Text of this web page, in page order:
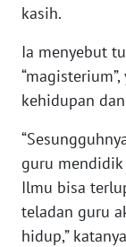
kasih.
Ia menyebut
kehidupan
guru
Ilmu bisa
teladan guru
hidup,”
SULBAR
WN
WN
SUMBAR
WN